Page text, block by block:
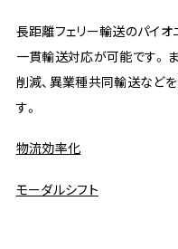
長距離フェリー輸送のパイ
一貫輸送対応が可能です。
削減、異業種共同輸送など
す。
物流効率化
モーダルシフト